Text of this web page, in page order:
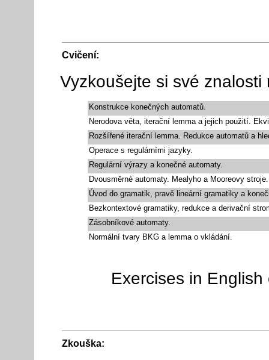
Cvičení:
Vyzkoušejte si své znalosti
Konstrukce konečných automatů.
Nerodova věta, iterační lemma a jejich použití.
Rozšířené iterační lemma. Redukce automatů a
Operace s regulárními jazyky.
Regulární výrazy a konečné automaty.
Dvousměrné automaty. Mealyho a Mooreovy stroje.
Úvod do gramatik, pravě lineární gramatiky a
Bezkontextové gramatiky, redukce a derivační
Zásobníkové automaty.
Normální tvary BKG a lemma o vkládání.
Exercises in
Zkouška: